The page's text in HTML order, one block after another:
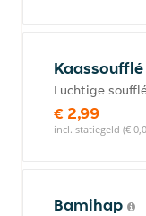
Kaassoufflé
Luchtige
€ 2,99
incl. statiegeld (€
Bamihap